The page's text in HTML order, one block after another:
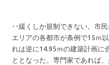
･･緩くしか規制できない。市
エリアの各都市が条例で15ｍ
れは逆に14.95ｍの建築計画に
ととなった。専門家であれば